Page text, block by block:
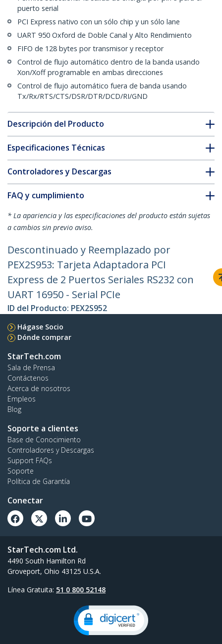
puerto serial
PCI Express nativo con un sólo chip y un sólo lane
UART 950 Oxford de Doble Canal y Alto Rendimiento
FIFO de 128 bytes por transmisor y receptor
Control de flujo automático dentro de la banda usando
Xon/Xoff programable en ambas direcciones
Control de flujo automático fuera de banda usando
Tx/Rx/RTS/CTS/DSR/DTR/DCD/RI/GND
Descripción del Producto
Especificaciones Técnicas
Controladores y Descargas
FAQ y cumplimiento
* La apariencia y las especificaciones del producto están sujetas
a cambios sin previo aviso.
Descontinuado y Reemplazado por
PEX2S953: Tarjeta Adaptadora PCI
Express de 2 Puertos Seriales RS232 con
UART 16950 - Serial PCIe
ID del Producto: PEX2S952
Hágase Socio
Dónde comprar
StarTech.com
Sala de Prensa
Contáctenos
Acerca de nosotros
Empleos
Blog
Soporte a clientes
Base de Conocimiento
Controladores y Descargas
Support FAQs
Soporte
Política de Garantía
Conectar
StarTech.com Ltd.
4490 South Hamilton Rd
Groveport, Ohio 43125 U.S.A.
Línea Gratuita: 51 0 800 52148